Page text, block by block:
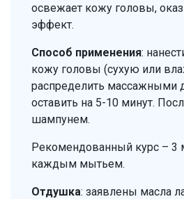
освежает кожу головы,
эффект.
Способ применения:
кожу головы (сухую или
распределить массажными
оставить на 5-10 минут.
шампунем.
Рекомендованный курс – 3
каждым мытьем.
Отдушка: заявлены масла